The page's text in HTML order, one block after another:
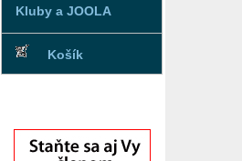
Kluby a JOOLA
Košík